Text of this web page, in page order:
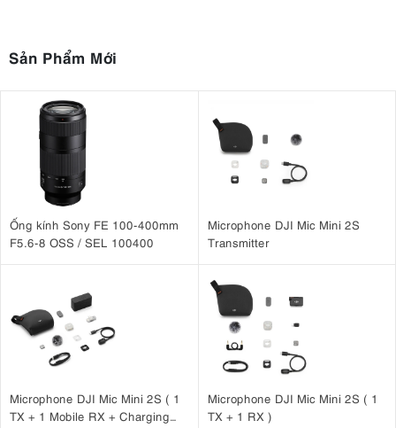
Sản Phẩm Mới
Ống kính Sony FE 100-400mm
F5.6-8 OSS / SEL 100400
Microphone DJI Mic Mini 2S
Transmitter
Microphone DJI Mic Mini 2S ( 1
TX + 1 Mobile RX + Charging
Microphone DJI Mic Mini 2S ( 1
TX + 1 RX )